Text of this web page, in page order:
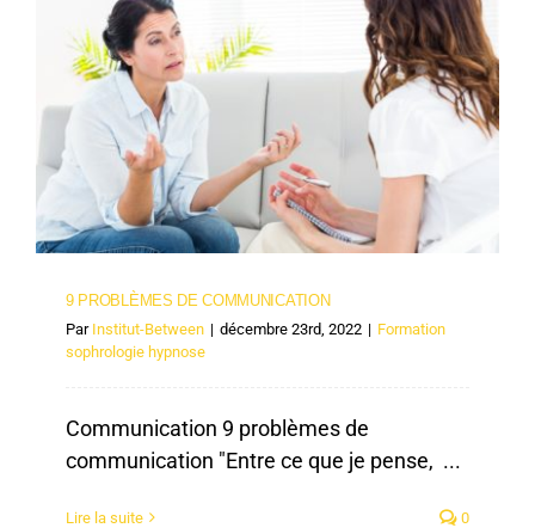
9 PROBLÈMES DE COMMUNICATION
9 PROBLÈMES DE COMMUNICATION
Par Institut-Between | décembre 23rd, 2022 | Formation
sophrologie hypnose
Communication 9 problèmes de
communication "Entre ce que je pense, ...
Lire la suite 0